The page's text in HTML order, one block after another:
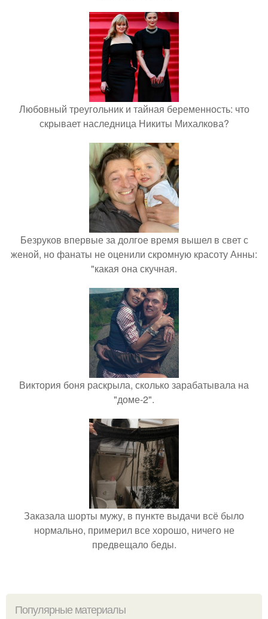
Любовный треугольник и тайная беременность: что
скрывает наследница Никиты Михалкова?
Безруков впервые за долгое время вышел в свет с
женой, но фанаты не оценили скромную красоту Анны:
"какая она скучная.
Виктория боня раскрыла, сколько зарабатывала на
"доме-2".
Заказала шорты мужу, в пункте выдачи всё было
нормально, примерил все хорошо, ничего не
предвещало беды.
Популярные материалы